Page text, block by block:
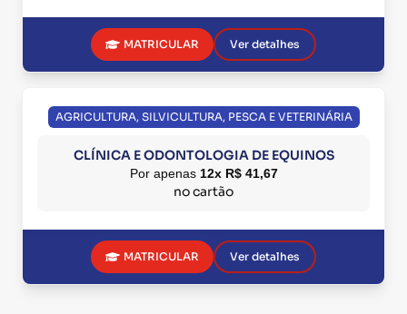
MATRICULAR Ver detalhes
AGRICULTURA, SILVICULTURA, PESCA E VETERINÁRIA
CLÍNICA E ODONTOLOGIA DE EQUINOS
Por apenas 12x R$ 41,67
no cartão
MATRICULAR Ver detalhes